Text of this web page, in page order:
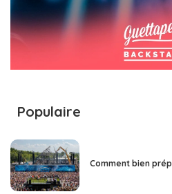
Populaire
Comment bien